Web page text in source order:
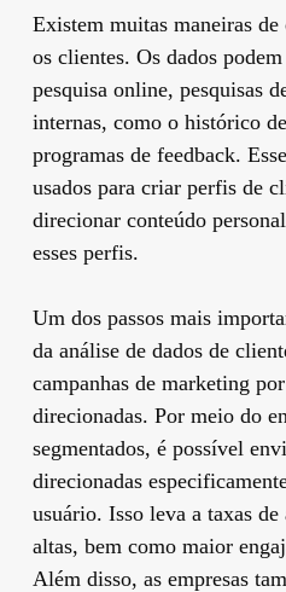
Existem muitas maneiras
os clientes. Os dados
pesquisa online, pesquisas
internas, como o histórico
programas de feedback.
usados ​​para criar perfis de
direcionar conteúdo
esses perfis.
Um dos passos mais
da análise de dados de
campanhas de marketing
direcionadas. Por meio do
segmentados, é possível
direcionadas
usuário. Isso leva a taxas
altas, bem como maior
Além disso, as empresas